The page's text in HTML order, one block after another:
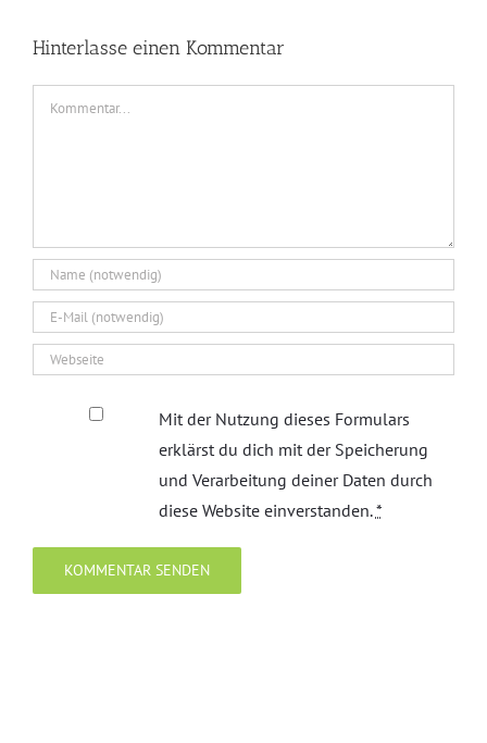
Hinterlasse einen Kommentar
Kommentar
Mit der Nutzung dieses Formulars
erklärst du dich mit der Speicherung
und Verarbeitung deiner Daten durch
diese Website einverstanden.*